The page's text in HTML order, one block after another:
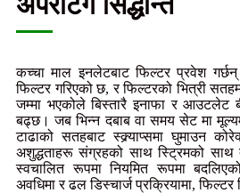
कच्चा माल इनलेटबाट फिल्टर प्रवेश
फिल्टर गरिएको छ, र फिल्टरको भित्री
जम्मा भएकोले बिस्तारै इनाफा र आउटलेट
बढ्छ। जब भिन्न दबाब वा समय सेट मा
टाढाको सतहबाट स्क्र्याप्समा घुमाउन
अशुद्धताहरू संग्रहको साथ स्ट्रिमको साथ
स्वचालित रूपमा नियमित रूपमा
अवधिमा र ढल डिस्चार्ज प्रक्रियामा, फिल्टर